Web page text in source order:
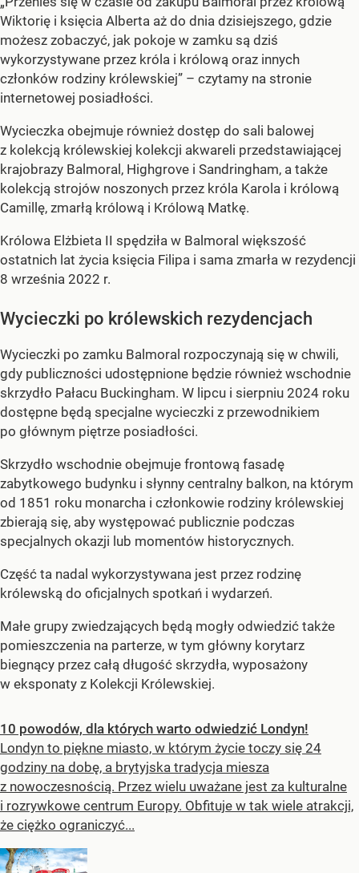
Wiktorię i księcia Alberta aż do dnia dzisiejszego, gdzie
możesz zobaczyć, jak pokoje w zamku są dziś
wykorzystywane przez króla i królową oraz innych
członków rodziny królewskiej” – czytamy na stronie
internetowej posiadłości.
Wycieczka obejmuje również dostęp do sali balowej
z kolekcją królewskiej kolekcji akwareli przedstawiającej
krajobrazy Balmoral, Highgrove i Sandringham, a także
kolekcją strojów noszonych przez króla Karola i królową
Camillę, zmarłą królową i Królową Matkę.
Królowa Elżbieta II spędziła w Balmoral większość
ostatnich lat życia księcia Filipa i sama zmarła w rezydencji
8 września 2022 r.
Wycieczki po królewskich rezydencjach
Wycieczki po zamku Balmoral rozpoczynają się w chwili,
gdy publiczności udostępnione będzie również wschodnie
skrzydło Pałacu Buckingham. W lipcu i sierpniu 2024 roku
dostępne będą specjalne wycieczki z przewodnikiem
po głównym piętrze posiadłości.
Skrzydło wschodnie obejmuje frontową fasadę
zabytkowego budynku i słynny centralny balkon, na którym
od 1851 roku monarcha i członkowie rodziny królewskiej
zbierają się, aby występować publicznie podczas
specjalnych okazji lub momentów historycznych.
Część ta nadal wykorzystywana jest przez rodzinę
królewską do oficjalnych spotkań i wydarzeń.
Małe grupy zwiedzających będą mogły odwiedzić także
pomieszczenia na parterze, w tym główny korytarz
biegnący przez całą długość skrzydła, wyposażony
w eksponaty z Kolekcji Królewskiej.
10 powodów, dla których warto odwiedzić Londyn!
Londyn to piękne miasto, w którym życie toczy się 24
godziny na dobę, a brytyjska tradycja miesza
z nowoczesnością. Przez wielu uważane jest za kulturalne
i rozrywkowe centrum Europy. Obfituje w tak wiele atrakcji,
że ciężko ograniczyć...